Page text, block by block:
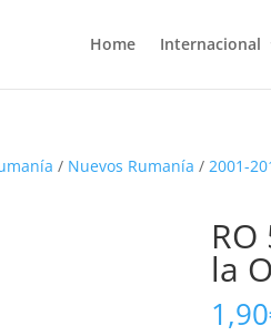
Home Internacional
/ Nuevos Rumanía /2001-
la
1,90